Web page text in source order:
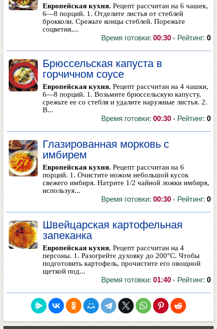
Европейская кухня. Рецепт рассчитан на 6 чашек,
6—8 порций. 1. Отделите листья от стеблей
брокколи. Срежьте концы стеблей. Порежьте
соцветия,...
Время готовки: 00:30 • Рейтинг: 0
Брюссельская капуста в
горчичном соусе
Европейская кухня. Рецепт рассчитан на 4 чашки,
6—8 порций. 1. Возьмите брюссельскую капусту,
срежьте ее со стебля и удалите наружные листья. 2.
В...
Время готовки: 00:30 • Рейтинг: 0
Глазированная морковь с
имбирем
Европейская кухня. Рецепт рассчитан на 6
порций. 1. Очистите ножом небольшой кусок
свежего имбиря. Натрите 1/2 чайной ложки имбиря,
используя...
Время готовки: 00:30 • Рейтинг: 0
Швейцарская картофельная
запеканка
Европейская кухня. Рецепт рассчитан на 4
персоны. 1. Разогрейте духовку до 200°С. Чтобы
подготовить картофель, прочистите его овощной
щеткой под...
Время готовки: 01:40 • Рейтинг: 0